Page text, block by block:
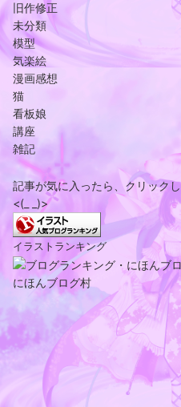
旧作修正
未分類
模型
気楽絵
漫画感想
猫
看板娘
講座
雑記
記事が気に入ったら、クリック
<(_ _)>
イラストランキング
にほんブログ村